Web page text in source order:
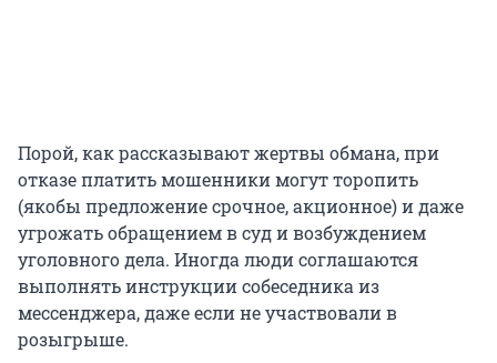
Порой, как рассказывают жертвы обмана, при
отказе платить мошенники могут торопить
(якобы предложение срочное, акционное) и даже
угрожать обращением в суд и возбуждением
уголовного дела. Иногда люди соглашаются
выполнять инструкции собеседника из
мессенджера, даже если не участвовали в
розыгрыше.